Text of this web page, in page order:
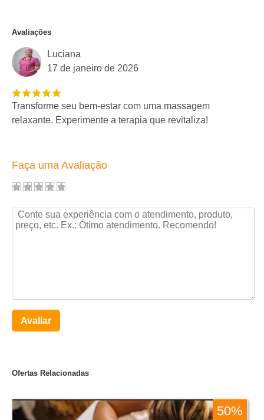
Avaliações
Luciana
17 de janeiro de 2026
Transforme seu bem-estar com uma massagem
relaxante. Experimente a terapia que revitaliza!
Faça uma Avaliação
Avaliar
Ofertas Relacionadas
50%